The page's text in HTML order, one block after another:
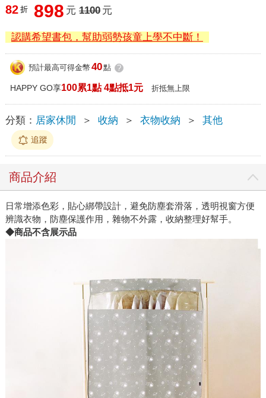
82 折 898 元 1100 元
認購希望書包，幫助弱勢孩童上學不中斷！
預計最高可得金幣 40點 ?
HAPPY GO享100累1點 4點抵1元 折抵無上限
分類： 居家休閒 ＞ 收納 ＞ 衣物收納 ＞ 其他
追蹤
商品介紹
日常增添色彩，貼心綁帶設計，避免防塵套滑落，透明視窗方便
辨識衣物，防塵保護作用，雜物不外露，收納整理好幫手。
◆商品不含展示品